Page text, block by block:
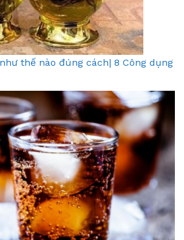
thế nào đúng cách| 8 Công dụng